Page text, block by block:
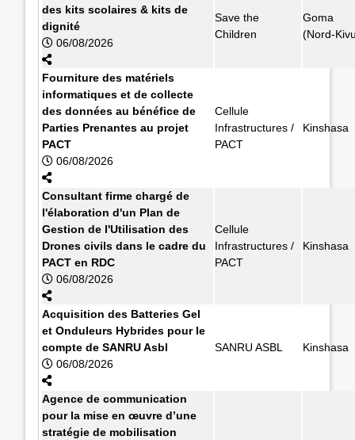
des kits scolaires & kits de
dignité
06/08/2026
Save the
Children
Goma
(Nord-
Fourniture des matériels
informatiques et de collecte
des données au bénéfice de
Parties Prenantes au projet
PACT
06/08/2026
Cellule
Infrastructures /
PACT
Kinshasa
Consultant firme chargé de
l'élaboration d'un Plan de
Gestion de l'Utilisation des
Drones civils dans le cadre du
PACT en RDC
06/08/2026
Cellule
Infrastructures /
PACT
Kinshasa
Acquisition des Batteries Gel
et Onduleurs Hybrides pour le
compte de SANRU Asbl
06/08/2026
SANRU ASBL Kinshasa
Agence de communication
pour la mise en œuvre d’une
stratégie de mobilisation